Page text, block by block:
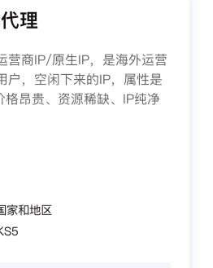
理
营商IP/原生IP，是海外运营
户，空闲下来的IP，属性是
昂贵、资源稀缺、IP纯净
家和地区